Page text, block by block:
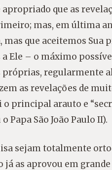
que as
mas, em última
que aceitemos Sua
Ele – o máximo
próprias, regularmente
as revelações de
o principal arauto e
Papa São João Paulo II).
sejam totalmente
já as aprovou em